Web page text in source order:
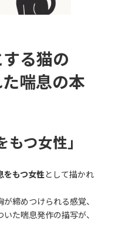
る猫の
喘息の本
つ女性」
をもつ女性として描かれ
締めつけられる感覚、
た喘息発作の描写が、